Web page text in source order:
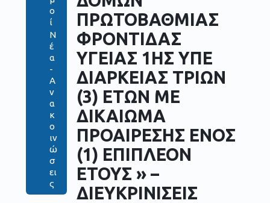
ο
ί
Ν
έ
α
-
Α
ν
α
κ
ο
ιν
ώ
σ
ει
ς
ΠΡΩΤΟΒΑΘΜΙΑΣ
ΦΡΟΝΤΙΔΑΣ
ΥΓΕΙΑΣ 1ΗΣ ΥΠΕ
ΔΙΑΡΚΕΙΑΣ ΤΡΙΩΝ
(3) ΕΤΩΝ ΜΕ
ΔΙΚΑΙΩΜΑ
ΠΡΟΑΙΡΕΣΗΣ ΕΝΟΣ
(1) ΕΠΙΠΛΕΟΝ
ΕΤΟΥΣ » –
ΔΙΕΥΚΡΙΝΙΣΕΙΣ